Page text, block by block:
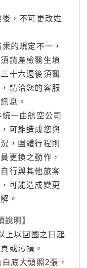
，不可更改姓
的規定不一，
請產檢醫生填
十六週後須醫
請洽您的客服
息。
一由航空公司
可能造成您與
，團體行程則
更換之動作，
行與其他旅客
可能造成變更
。
明】
上以回國之日起
或污損。
底大頭照2張，